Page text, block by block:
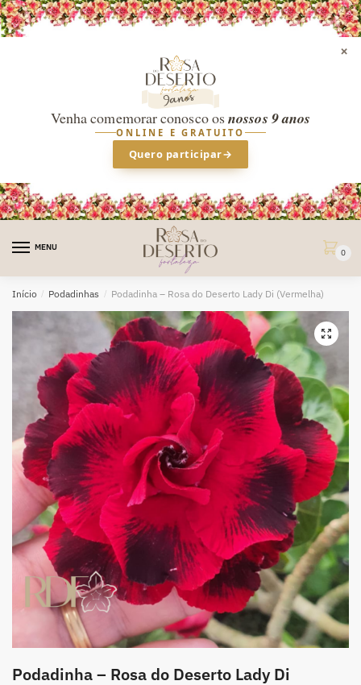
×
Venha comemorar conosco osnossos 9 anos
ONLINE E GRATUITO
Quero participar→
MENU
0
Início / Podadinhas / Podadinha – Rosa do Deserto Lady Di (Vermelha)
🔍
Podadinha – Rosa do Deserto Lady Di